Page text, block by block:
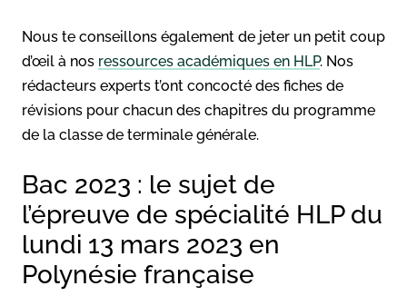
Nous te conseillons également de jeter un petit coup
d’œil à nos ressources académiques en HLP. Nos
rédacteurs experts t’ont concocté des fiches de
révisions pour chacun des chapitres du programme
de la classe de terminale générale.
Bac 2023 : le sujet de
l’épreuve de spécialité HLP du
lundi 13 mars 2023 en
Polynésie française